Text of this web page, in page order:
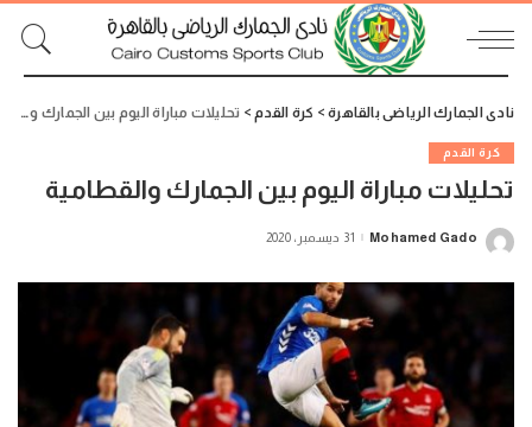
نادى الجمارك الرياضى بالقاهرة> كرة القدم> تحليلات مباراة اليوم بين الجمارك والقطامية
كرة القدم
تحليلات مباراة اليوم بين الجمارك والقطامية
Posted
Mohamed Gado 31 ديسمبر، 2020